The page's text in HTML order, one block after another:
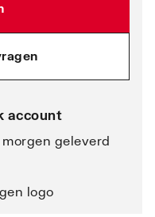
account
geleverd
logo